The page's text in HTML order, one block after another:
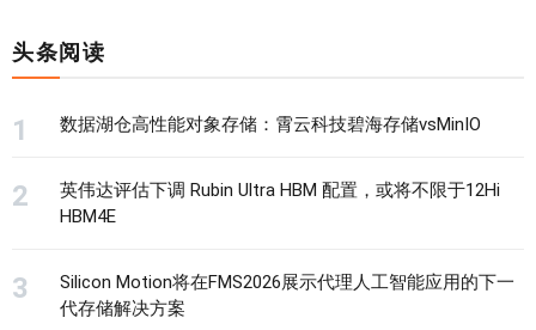
头条阅读
数据湖仓高性能对象存储：霄云科技碧海存储vsMinIO
英伟达评估下调 Rubin Ultra HBM 配置，或将不限于12Hi
HBM4E
Silicon Motion将在FMS2026展示代理人工智能应用的下一
代存储解决方案